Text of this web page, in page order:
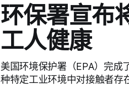
环保署宣布
工人健康
美国环境保护署（EPA）完成
种特定工业环境中对接触者存